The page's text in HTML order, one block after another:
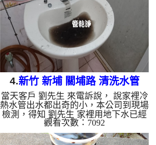
4.新竹 新埔 關埔路 清洗水管
當天客戶 劉先生 來電訴說， 說家裡冷
熱水管出水都出奇的小，本公司到現場
檢測，得知 劉先生 家裡用地下水已經
十餘年，才剛拆下龍頭就發現管路中密
密麻麻的黑色管垢，本公司架設 管路
清洗機 ，開始 清洗水管 ，黑水持續從
觀看次數：7092